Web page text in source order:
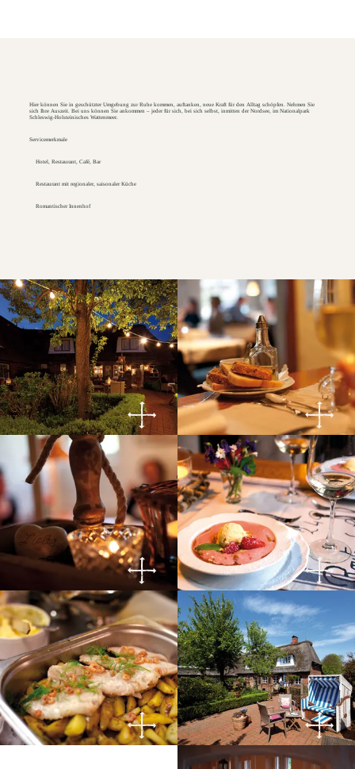
Hier können Sie in geschützter Umgebung zur Ruhe kommen, auftanken, neue Kraft für den Alltag schöpfen. Nehmen Sie
sich Ihre Auszeit. Bei uns können Sie ankommen – jeder für sich, bei sich selbst, inmitten der Nordsee, im Nationalpark
Schleswig-Holsteinisches Wattenmeer.
Servicemerkmale
Hotel, Restaurant, Café, Bar
Restaurant mit regionaler, saisonaler Küche
Romantischer Innenhof